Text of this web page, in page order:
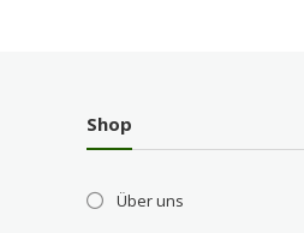
Shop
Über uns